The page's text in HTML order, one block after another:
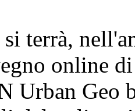
terrà,
online
Urban Geo